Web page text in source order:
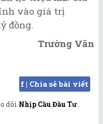
vào giá trị
đồng.
Trường Văn
f | Chia sẻ bài viết
dõi Nhịp Cầu Đầu Tư